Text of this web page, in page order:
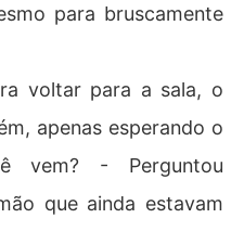
para bruscamente
voltar para a sala, o
apenas esperando o
vem? - Perguntou
que ainda estavam